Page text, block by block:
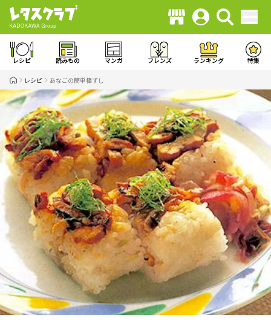
レシピ 読みもの マンガ フレンズ ランキング 特集
レシピ あなごの簡単棒ずし